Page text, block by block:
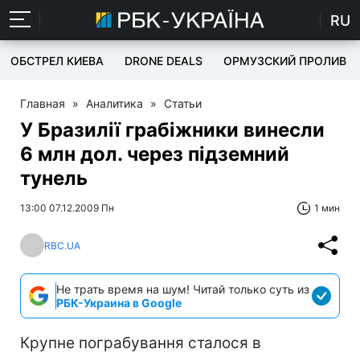
RU
ОБСТРЕЛ КИЕВА DRONE DEALS ОРМУЗСКИЙ ПРОЛИВ
Главная » Аналитика » Статьи
У Бразилії грабіжники винесли
6 млн дол. через підземний
тунель
13:00 07.12.2009 Пн 1 мин
RBC.UA
Не трать время на шум! Читай только суть из
РБК-Украина в Google
Крупне пограбування сталося в